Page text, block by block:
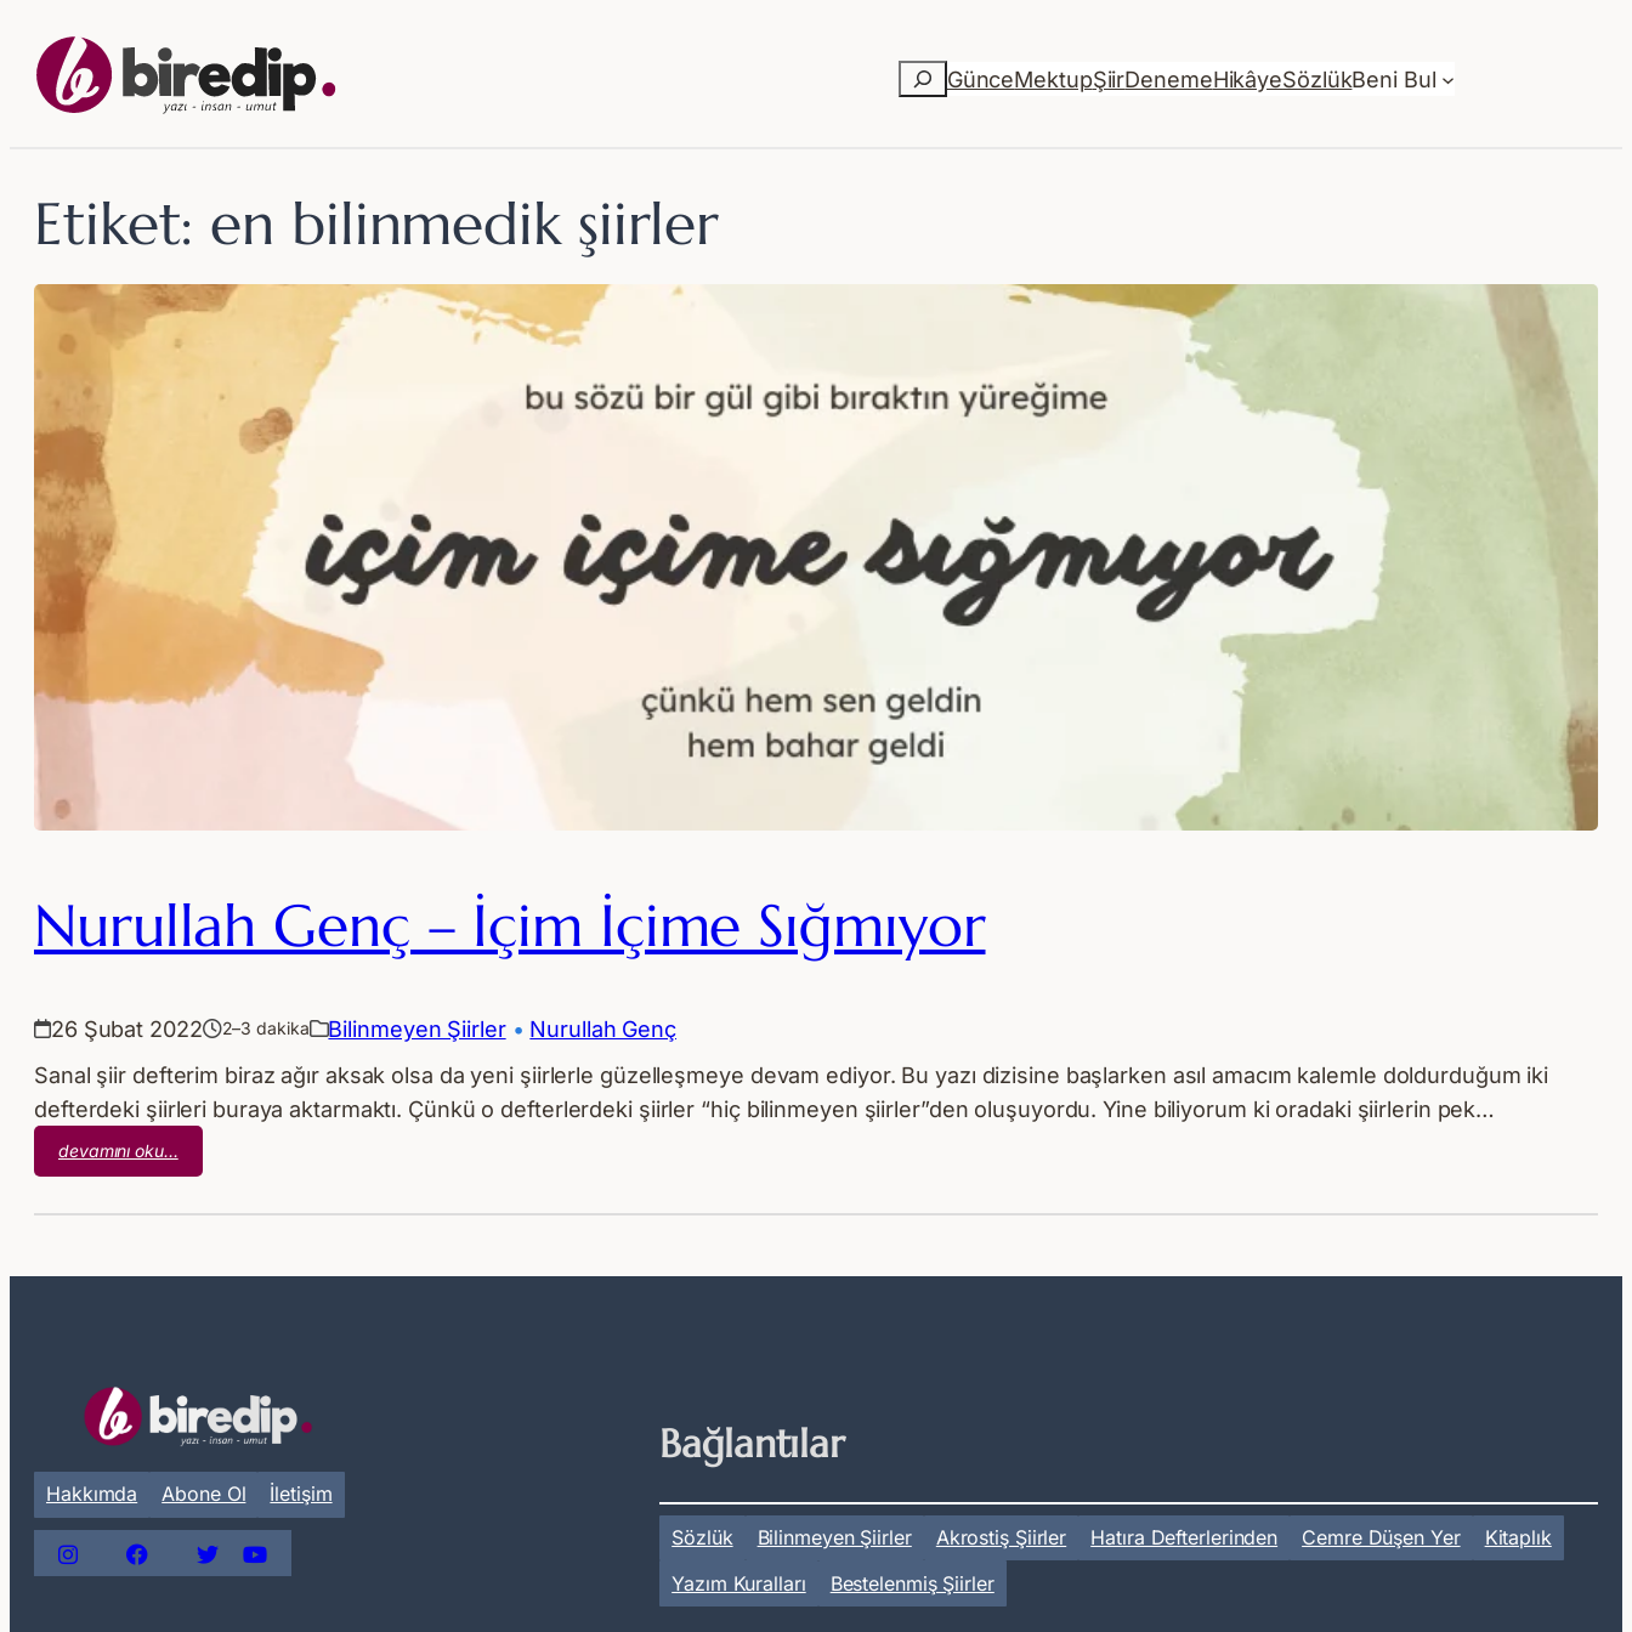
geç
Ara GünceMektupŞiirDenemeHikâyeSözlükBeni Bul
Etiket: en bilinmedik şiirler
Nurullah Genç – İçim İçime Sığmıyor
26 Şubat 2022 2–3 dakika Bilinmeyen Şiirler • Nurullah Genç
Sanal şiir defterim biraz ağır aksak olsa da yeni şiirlerle güzelleşmeye devam ediyor. Bu yazı dizisine başlarken asıl amacım kalemle doldurduğum iki
defterdeki şiirleri buraya aktarmaktı. Çünkü o defterlerdeki şiirler “hiç bilinmeyen şiirler”den oluşuyordu. Yine biliyorum ki oradaki şiirlerin pek…
devamını oku…:
Nurullah
İçime
Hakkımda Abone Ol İletişim
Bağlantılar
Sözlük Bilinmeyen Şiirler Akrostiş Şiirler Hatıra Defterlerinden Cemre Düşen Yer
Kitaplık
Yazım Kuralları
Bestelenmiş Şiirler